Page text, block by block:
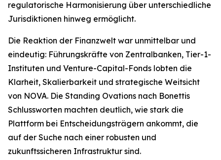
regulatorische Harmonisierung über unterschiedliche
Jurisdiktionen hinweg ermöglicht.
Die Reaktion der Finanzwelt war unmittelbar und
eindeutig: Führungskräfte von Zentralbanken, Tier-1-
Instituten und Venture-Capital-Fonds lobten die
Klarheit, Skalierbarkeit und strategische Weitsicht
von NOVA. Die Standing Ovations nach Bonettis
Schlussworten machten deutlich, wie stark die
Plattform bei Entscheidungsträgern ankommt, die
auf der Suche nach einer robusten und
zukunftssicheren Infrastruktur sind.